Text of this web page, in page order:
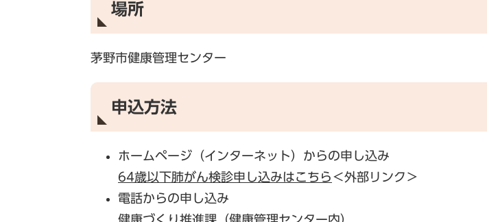
場所
茅野市健康管理センター
申込方法
ホームページ（インターネット）からの申し込み
64歳以下肺がん検診申し込みはこちら ＜外部リンク＞
電話からの申し込み
健康づくり推進課（健康管理センター内）